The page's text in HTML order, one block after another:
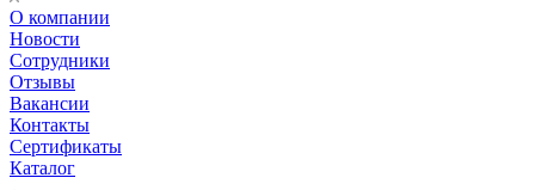
О компании
Новости
Сотрудники
Отзывы
Вакансии
Контакты
Сертификаты
Каталог